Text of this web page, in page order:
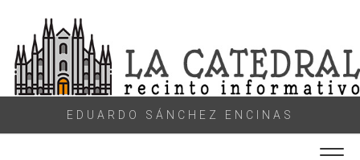
content
EDUARDO SÁNCHEZ ENCINAS